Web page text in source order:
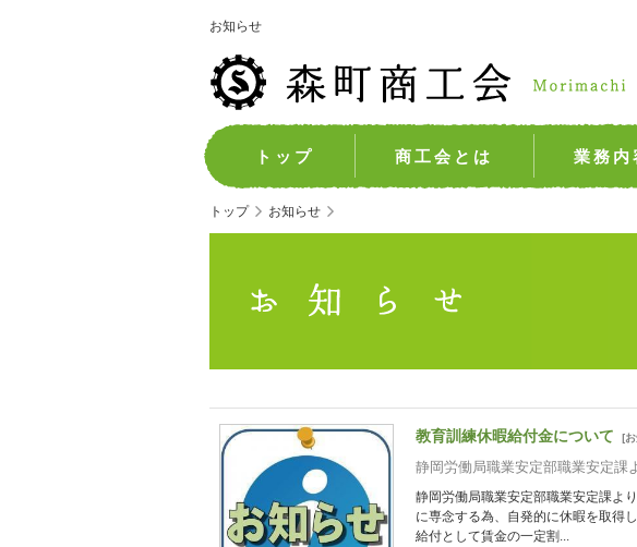
お知らせ
トップ 商工会とは 業務内
トップ お知らせ
教育訓練休暇給付金について [
静岡労働局職業安定部職業安定課
静岡労働局職業安定部職業安定課よ
に専念する為、自発的に休暇を取得
給付として賃金の一定割...